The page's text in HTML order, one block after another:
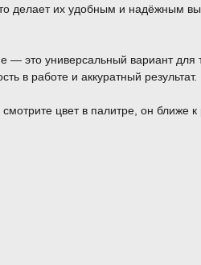
делает их удобным и надёжным
— это универсальный вариант для
в работе и аккуратный результат.
цвет в палитре, он ближе к